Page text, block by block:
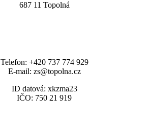
687 11 Topolná
Telefon: +420 737 774 929
E-mail: zs@topolna.cz
ID datová: xkzma23
IČO: 750 21 919